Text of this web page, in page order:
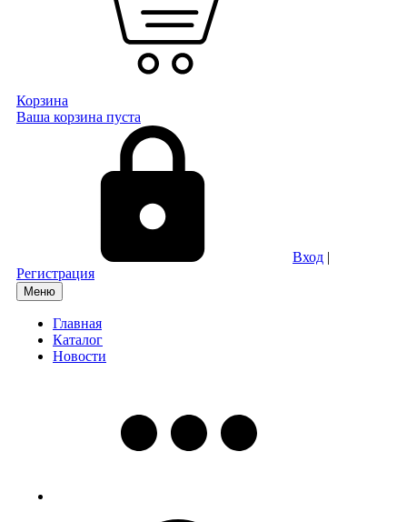
Корзина
Ваша корзина пуста
Вход |
Регистрация
Меню
Главная
Каталог
Новости